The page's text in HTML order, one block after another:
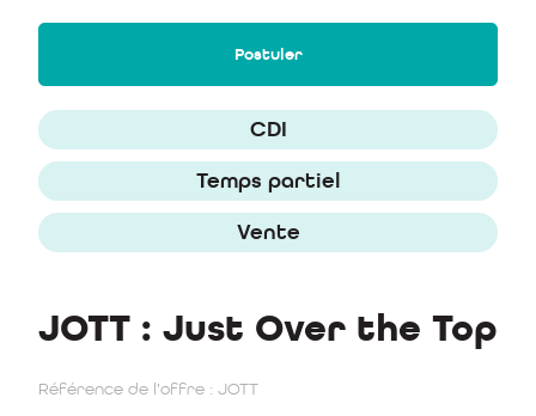
Postuler
CDI
Temps partiel
Vente
JOTT : Just Over the Top
Référence de l'offre : JOTT